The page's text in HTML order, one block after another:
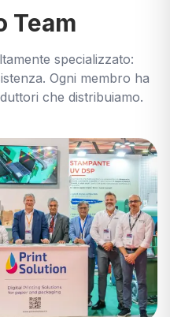
Team
specializzato:
Ogni membro ha
che distribuiamo.